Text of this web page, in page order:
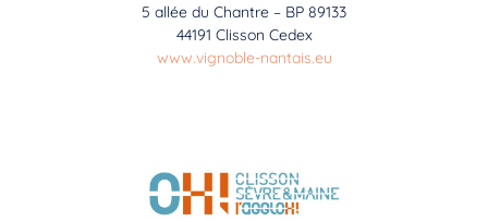
5 allée du Chantre – BP 89133
44191 Clisson Cedex
www.vignoble-nantais.eu